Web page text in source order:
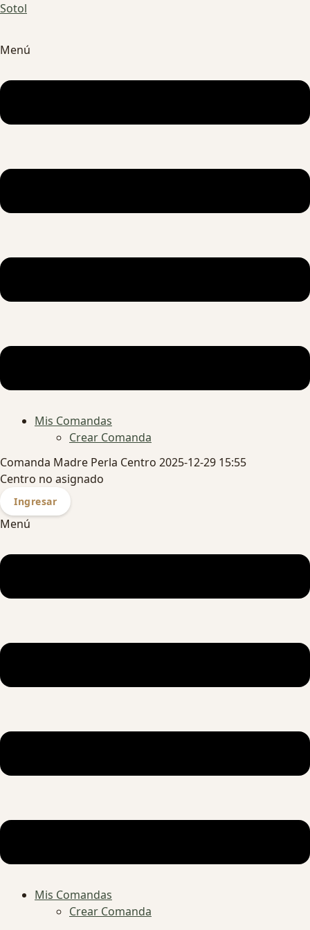
Sotol
Menú
Mis Comandas
Crear Comanda
Comanda Madre Perla Centro 2025-12-29 15:55
Centro no asignado
Ingresar
Menú
Mis Comandas
Crear Comanda